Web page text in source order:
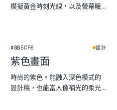
模擬黃金時刻光線，以及螢幕暖
#8B5CF6 設計
紫色畫面
時尚的紫色。能融入深色模式的
設計稿，也能當人像補光的柔光